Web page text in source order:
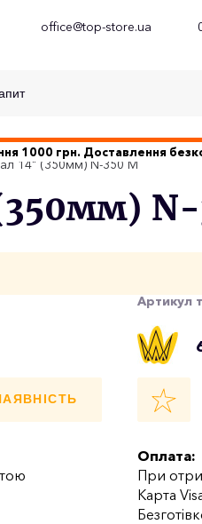
office@top-store.ua
1000 грн. Доставлення
14" (350мм) N-350 M
Артикул
Оплата:
При
Карта